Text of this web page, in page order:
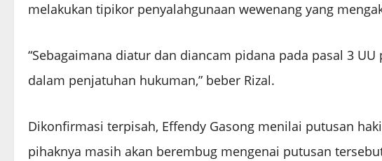
melakukan tipikor penyalahgunaan wewenang yang
“Sebagaimana diatur dan diancam pidana pada pasal 3
dalam penjatuhan hukuman,” beber Rizal.
Dikonfirmasi terpisah, Effendy Gasong menilai putusan
pihaknya masih akan berembug mengenai putusan